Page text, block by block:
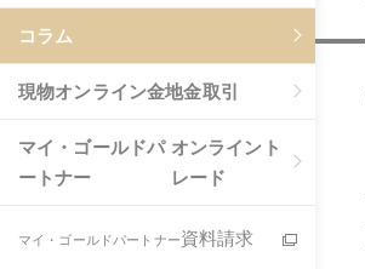
コラム
現物オンライン金地金取引
マイ・ゴールドパ
ートナー
オンライント
レード
マイ・ゴールドパートナー資料請求